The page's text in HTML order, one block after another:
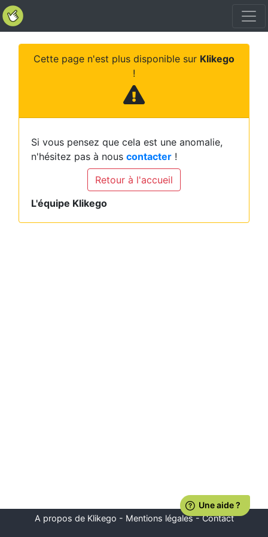
Cette page n'est plus disponible sur Klikego
!
Si vous pensez que cela est une anomalie,
n'hésitez pas à nous contacter !
Retour à l'accueil
L'équipe Klikego
A propos de Klikego - Mentions légales-Contact